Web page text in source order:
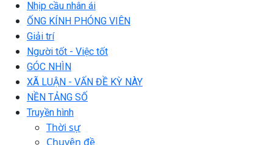
Nhịp cầu nhân ái
ỐNG KÍNH PHÓNG VIÊN
Giải trí
Người tốt - Việc tốt
GÓC NHÌN
XÃ LUẬN - VẤN ĐỀ KỲ NÀY
NỀN TẢNG SỐ
Truyền hình
Thời sự
Chuyên đề